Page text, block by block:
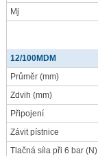
Mj
12/100MDM
Průměr (mm)
Zdvih (mm)
Připojení
Závit pístnice
Tlačná síla při 6 bar (N)